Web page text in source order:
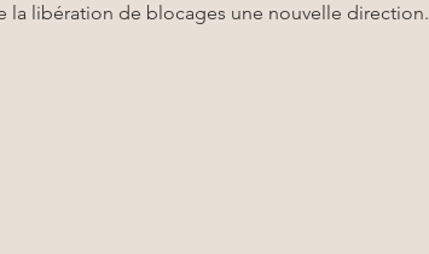
la libération de blocages une nouvelle direction.